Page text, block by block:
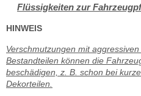
Flüssigkeiten zur
HINWEIS
Verschmutzungen mit
Bestandteilen können die
beschädigen, z. B. schon bei
Dekorteilen.